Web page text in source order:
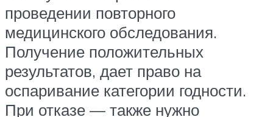
проведении повторного
медицинского обследования.
Получение положительных
результатов, дает право на
оспаривание категории годности.
При отказе — также нужно